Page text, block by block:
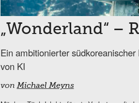
„Wonderland“ –
Ein ambitionierter
von KI
vonMichael Meyns